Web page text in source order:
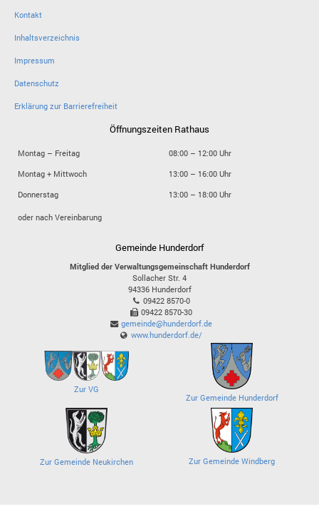
Kontakt
Inhaltsverzeichnis
Impressum
Datenschutz
Erklärung zur Barrierefreiheit
Öffnungszeiten Rathaus
Montag – Freitag
08:00 – 12:00 Uhr
Montag + Mittwoch
13:00 – 16:00 Uhr
Donnerstag
13:00 – 18:00 Uhr
oder nach Vereinbarung
Gemeinde Hunderdorf
Mitglied der Verwaltungsgemeinschaft Hunderdorf
Sollacher Str. 4
94336 Hunderdorf
09422 8570-0
09422 8570-30
gemeinde@hunderdorf.de
www.hunderdorf.de/
Zur VG
Zur Gemeinde Hunderdorf
Zur Gemeinde Neukirchen Zur Gemeinde Windberg